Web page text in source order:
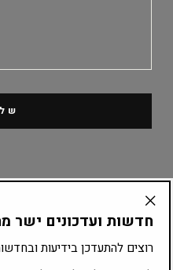
קטלוג מוצרים
ציוד לפי עיסוק
חדשות ועדכונים ישר
רוצים להתעדכן בידיעות
"Translation